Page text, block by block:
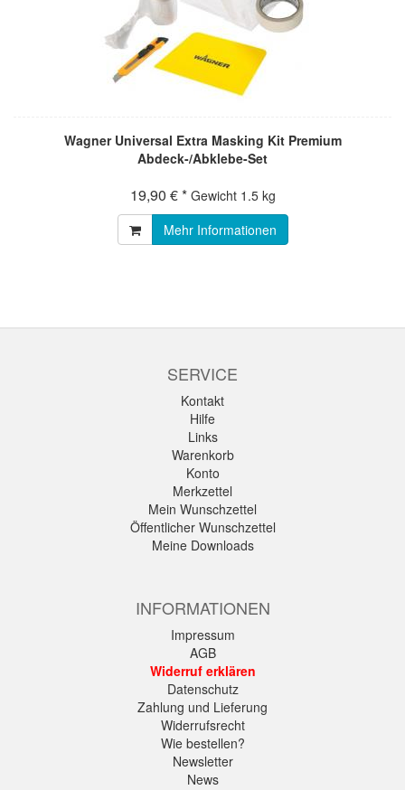
Wagner Universal Extra Masking Kit Premium
Abdeck-/Abklebe-Set
19,90 € * Gewicht 1.5 kg
Mehr Informationen
SERVICE
Kontakt
Hilfe
Links
Warenkorb
Konto
Merkzettel
Mein Wunschzettel
Öffentlicher Wunschzettel
Meine Downloads
INFORMATIONEN
Impressum
AGB
Widerruf erklären
Datenschutz
Zahlung und Lieferung
Widerrufsrecht
Wie bestellen?
Newsletter
News